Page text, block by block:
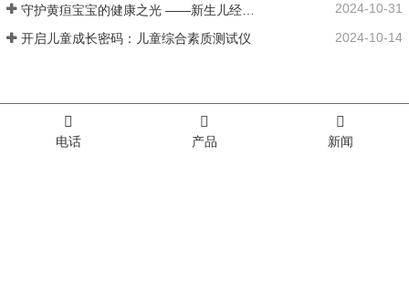
2024-10-31
开启儿童成长密码：儿童综合素质测试仪 2024-10-14
新生宝宝黄疸检测的贴心守护
电话 产品 新闻